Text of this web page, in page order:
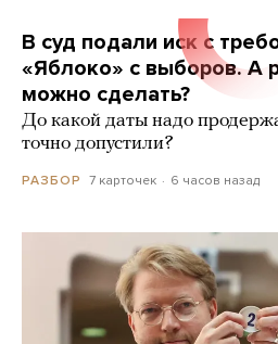
В суд подали иск с
«Яблоко» с выборов. А
можно сделать?
До какой даты надо
точно допустили?
РАЗБОР 7 карточек 6 часов назад